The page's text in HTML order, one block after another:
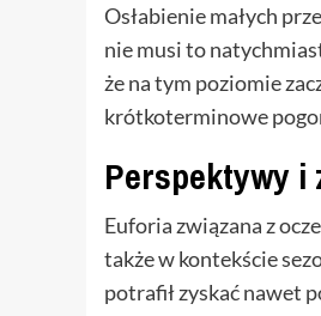
Osłabienie małych
nie musi to
że na tym poziomie
krótkoterminowe
Perspektywy i
Euforia związana z
także w kontekście
potrafił zyskać nawet